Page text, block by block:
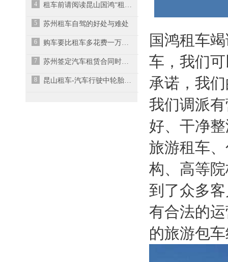
4 租车前请阅读昆山国鸿“租车建议”
5 苏州租车自驾的好处与难处
6 购车要比租车多花费一万元修理费
7 苏州签定汽车租赁合同时需注意的事项
8 昆山租车-汽车行驶中轮胎突然爆胎该怎么办？
国鸿租车
车，我们
承诺，我
我们调派
好、干净
旅游租车
构、高等
到了众多
有合法的
的旅游包